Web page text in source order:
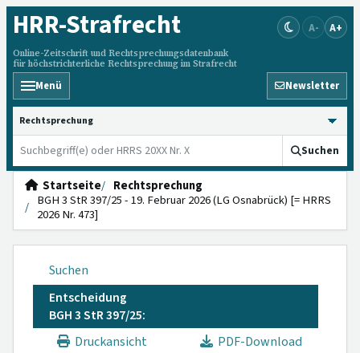
HRR-Strafrecht
Online-Zeitschrift und Rechtsprechungsdatenbank
für höchstrichterliche Rechtsprechung im Strafrecht
A- A+
Menü Newsletter
HRRS durchsuchen
Suchen
Startseite
Rechtsprechung
BGH 3 StR 397/25 - 19. Februar 2026 (LG Osnabrück) [= HRRS
2026 Nr. 473]
Suchen
Entscheidung
BGH 3 StR 397/25:
Druckansicht
PDF-Download